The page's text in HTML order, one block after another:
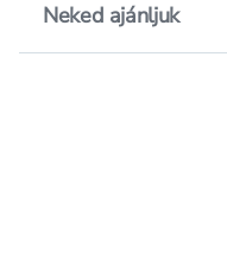
Neked ajánljuk